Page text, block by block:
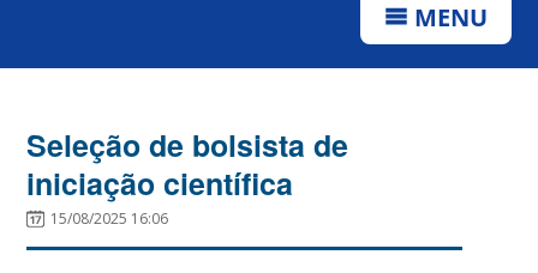
MENU
Seleção de bolsista de
iniciação científica
15/08/2025 16:06